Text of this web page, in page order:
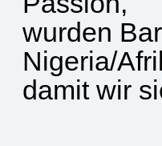
wurden
Nigeria/
damit wir